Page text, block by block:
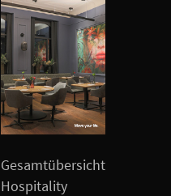
Gesamtübersicht
Hospitality